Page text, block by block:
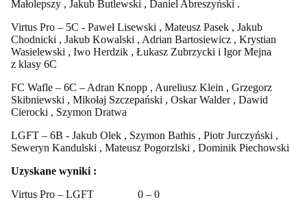
Małolepszy , Jakub Butlewski , Daniel Abreszyński .
Virtus Pro – 5C - Paweł Lisewski , Mateusz Pasek , Jakub
Chodnicki , Jakub Kowalski , Adrian Bartosiewicz , Krystian
Wasielewski , Iwo Herdzik , Łukasz Zubrzycki i Igor Mejna
z klasy 6C
FC Wafle – 6C – Adran Knopp , Aureliusz Klein , Grzegorz
Skibniewski , Mikołaj Szczepański , Oskar Walder , Dawid
Cierocki , Szymon Dratwa
LGFT – 6B - Jakub Olek , Szymon Bathis , Piotr Jurczyński ,
Seweryn Kandulski , Mateusz Pogorzlski , Dominik Piechowski
Uzyskane wyniki :
Virtus Pro – LGFT 0 – 0